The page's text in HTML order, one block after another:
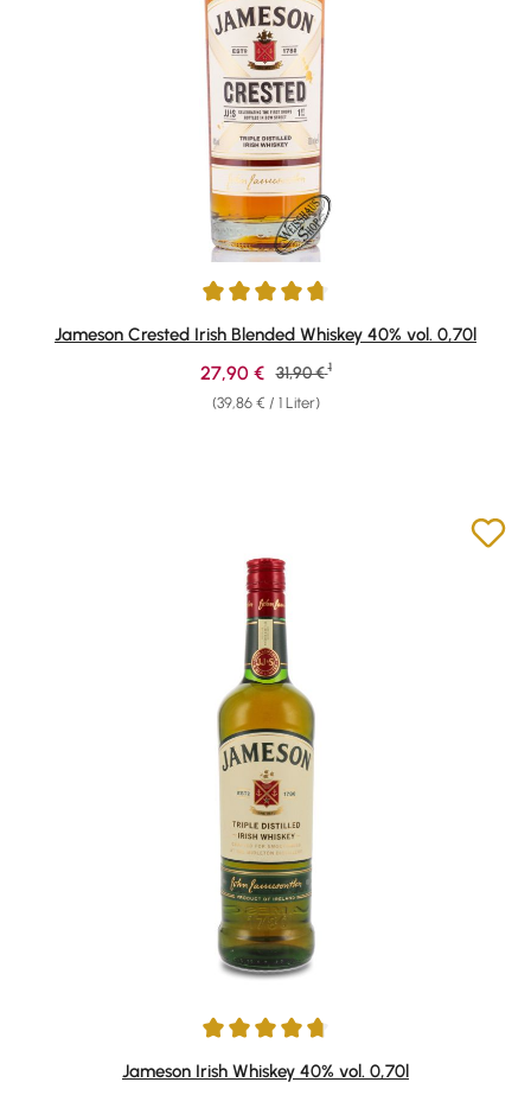
Durchschnittliche Bewertung von 4.81 von 5 Sternen
Jameson Crested Irish Blended Whiskey 40% vol. 0,70l
(39,86 € / 1 Liter)
Verkaufspreis:
27,90 € Regulärer Preis:
31,90 € 1
Durchschnittliche Bewertung von 4.8 von 5 Sternen
Jameson Irish Whiskey 40% vol. 0,70l